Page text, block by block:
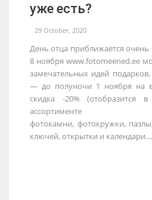
уже есть?
29 October, 2020
День отца приближается
8 ноября www.fotomeened.ee
замечательных идей
— до полуночи 1 ноября на
скидка -20% (отобразится
фотокамни, фотокружки,
ключей, открытки и календари....